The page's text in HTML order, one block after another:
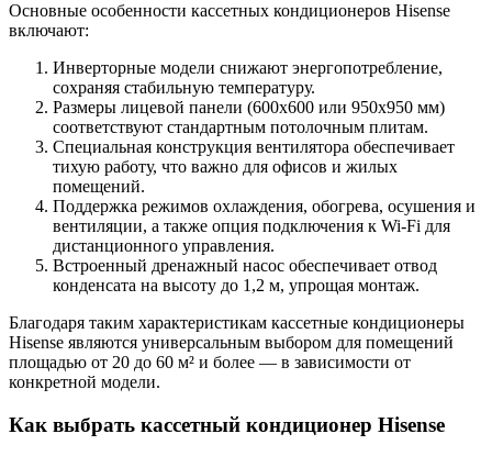
Основные особенности кассетных кондиционеров Hisense
включают:
Инверторные модели снижают энергопотребление,
сохраняя стабильную температуру.
Размеры лицевой панели (600х600 или 950х950 мм)
соответствуют стандартным потолочным плитам.
Специальная конструкция вентилятора обеспечивает
тихую работу, что важно для офисов и жилых
помещений.
Поддержка режимов охлаждения, обогрева, осушения и
вентиляции, а также опция подключения к Wi-Fi для
дистанционного управления.
Встроенный дренажный насос обеспечивает отвод
конденсата на высоту до 1,2 м, упрощая монтаж.
Благодаря таким характеристикам кассетные кондиционеры
Hisense являются универсальным выбором для помещений
площадью от 20 до 60 м² и более — в зависимости от
конкретной модели.
Как выбрать кассетный кондиционер Hisense